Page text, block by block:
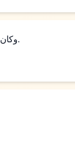
وكان أبرام يقيم في أرض كنعان، ولوط يقيم في مدن السهل ونصب خيمته حتى سدوم.